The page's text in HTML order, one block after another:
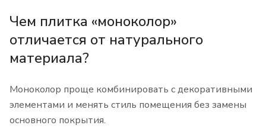
Чем плитка «моноколор»
отличается от натурального
материала?
Моноколор проще комбинировать с декоративными
элементами и менять стиль помещения без замены
основного покрытия.